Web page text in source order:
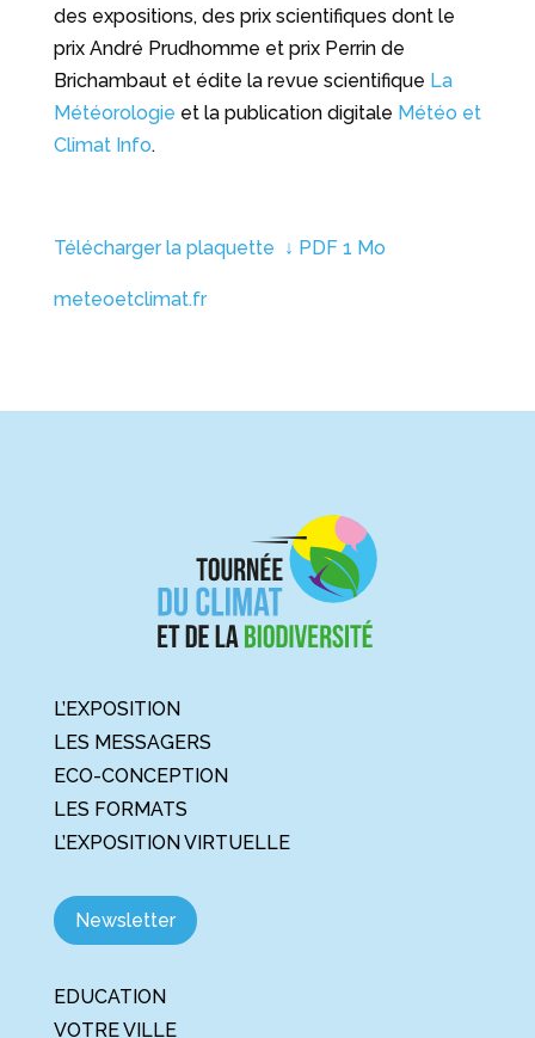
des expositions, des prix scientifiques dont le
prix André Prudhomme et prix Perrin de
Brichambaut et édite la revue scientifique La
Météorologie et la publication digitale Météo et
Climat Info.
Télécharger la plaquette ↓ PDF 1 Mo
meteoetclimat.fr
L’EXPOSITION
LES MESSAGERS
ECO-CONCEPTION
LES FORMATS
L’EXPOSITION VIRTUELLE
Newsletter
EDUCATION
VOTRE VILLE